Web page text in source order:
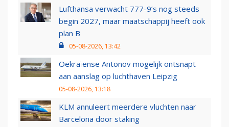
Lufthansa verwacht 777-9’s nog steeds
begin 2027, maar maatschappij heeft ook
plan B
05-08-2026, 13:42
Oekraïense Antonov mogelijk ontsnapt
aan aanslag op luchthaven Leipzig
05-08-2026, 13:18
KLM annuleert meerdere vluchten naar
Barcelona door staking